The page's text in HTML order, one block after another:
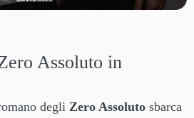
Assoluto in
degli Zero Assoluto sbarca